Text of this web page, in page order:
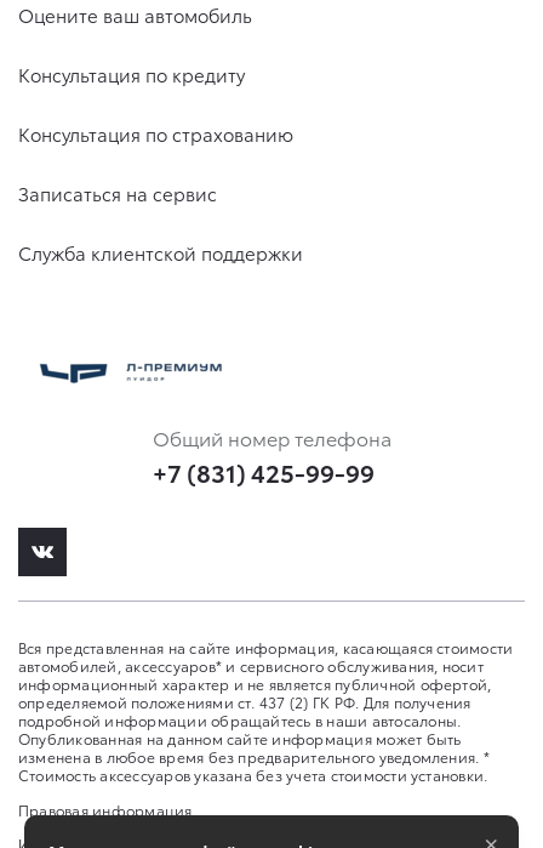
Оцените ваш автомобиль
Консультация по кредиту
Консультация по страхованию
Записаться на сервис
Служба клиентской поддержки
Общий номер телефона
+7 (831) 425-99-99
Вся представленная на сайте информация, касающаяся стоимости
автомобилей, аксессуаров* и сервисного обслуживания, носит
информационный характер и не является публичной офертой,
определяемой положениями ст. 437 (2) ГК РФ. Для получения
подробной информации обращайтесь в наши автосалоны.
Опубликованная на данном сайте информация может быть
изменена в любое время без предварительного уведомления. *
Стоимость аксессуаров указана без учета стоимости установки.
Правовая информация
Изменить настройку cookies